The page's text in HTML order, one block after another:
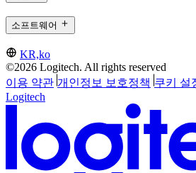
소프트웨어
KR,ko
©2026 Logitech. All rights reserved
이용 약관 개인정보 보호정책 쿠키 설
Logitech